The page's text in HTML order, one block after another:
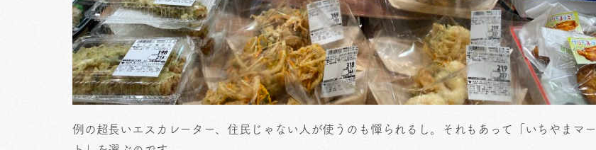
例の超長いエスカレーター、住民じゃない人が使うのも憚られるし。それもあって「いちやまマー